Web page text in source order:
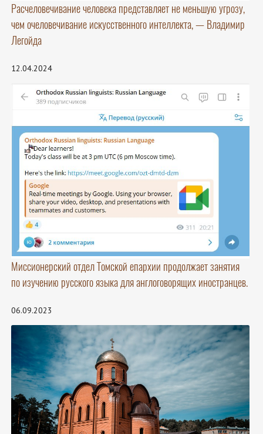
Расчеловечивание человека представляет не меньшую угрозу,
чем очеловечивание искусственного интеллекта, — Владимир
Легойда
12.04.2024
Миссионерский отдел Томской епархии продолжает занятия
по изучению русского языка для англоговорящих иностранцев.
06.09.2023